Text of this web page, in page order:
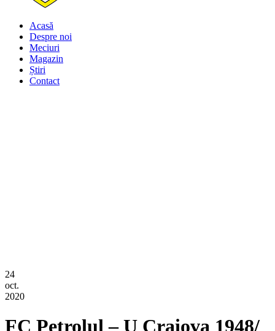
Acasă
Despre noi
Meciuri
Magazin
Știri
Contact
24
oct.
2020
FC Petrolul – U Craiova 1948/